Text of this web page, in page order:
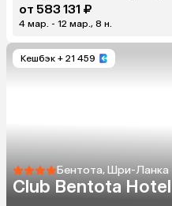
от 583 131 ₽
4 мар. - 12 мар., 8 н.
Кешбэк + 21 459
Бентота, Шри-Ланка
Club Bentota Hotel